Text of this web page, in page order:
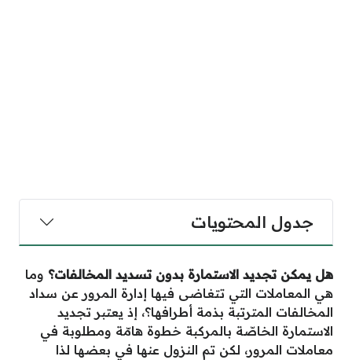
جدول المحتويات
هل يمكن تجديد الاستمارة بدون تسديد المخالفات؟ وما
هي المعاملات التي تتغاضى فيها إدارة المرور عن سداد
المخالفات المترتبة بذمة أطرافها؟، إذ يعتبر تجديد
الاستمارة الخاصّة بالمركبة خطوة هامّة ومطلوبة في
معاملات المرور، لكن تم النزول عنها في بعضها لذا